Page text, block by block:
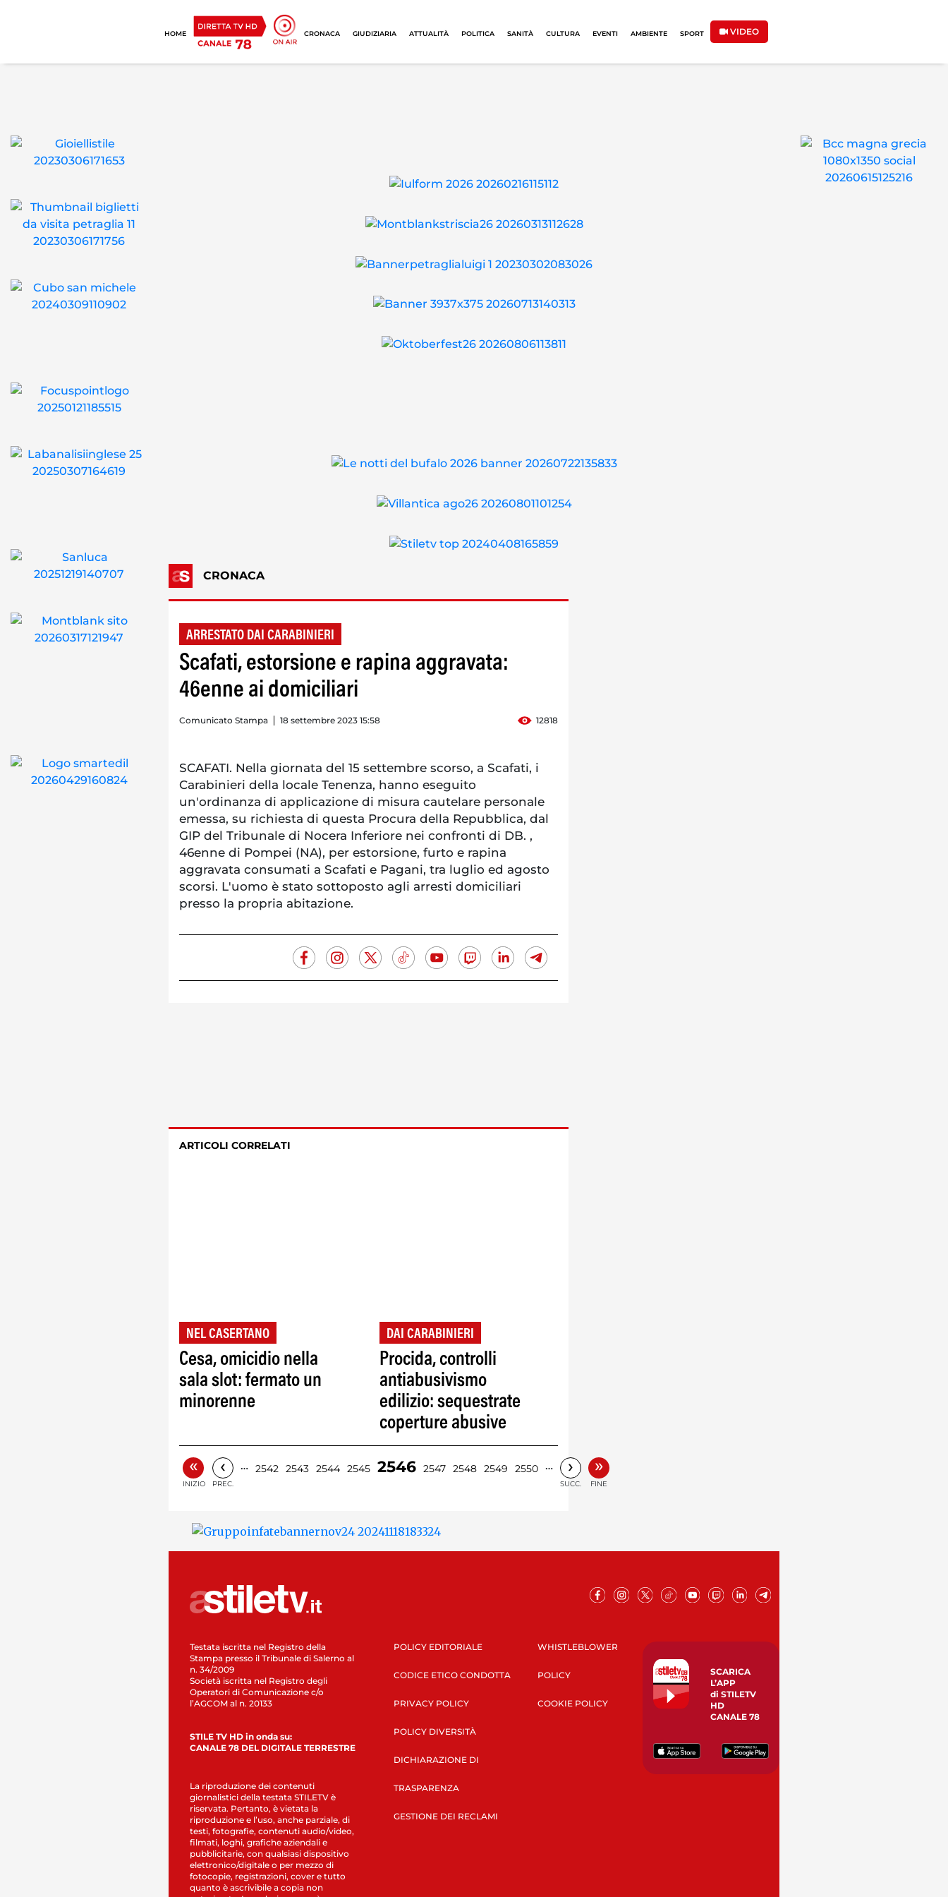
HOME CRONACA GIUDIZIARIA ATTUALITÀ POLITICA SANITÀ CULTURA EVENTI AMBIENTE SPORT VIDEO
CRONACA
ARRESTATO DAI CARABINIERI
Scafati, estorsione e rapina aggravata:
46enne ai domiciliari
Comunicato Stampa 18 settembre 2023 15:58 12818
SCAFATI. Nella giornata del 15 settembre scorso, a Scafati, i
Carabinieri della locale Tenenza, hanno eseguito
un'ordinanza di applicazione di misura cautelare personale
emessa, su richiesta di questa Procura della Repubblica, dal
GIP del Tribunale di Nocera Inferiore nei confronti di DB. ,
46enne di Pompei (NA), per estorsione, furto e rapina
aggravata consumati a Scafati e Pagani, tra luglio ed agosto
scorsi. L'uomo è stato sottoposto agli arresti domiciliari
presso la propria abitazione.
ARTICOLI CORRELATI
NEL CASERTANO
Cesa, omicidio nella
sala slot: fermato un
minorenne
DAI CARABINIERI
Procida, controlli
antiabusivismo
edilizio: sequestrate
coperture abusive
«
INIZIO
‹
PREC.
… 2542 2543 2544 2545 2546 2547 2548 2549 2550 … ›
SUCC.
»
FINE
Testata iscritta nel Registro della
Stampa presso il Tribunale di Salerno al
n. 34/2009
Società iscritta nel Registro degli
Operatori di Comunicazione c/o
l’AGCOM al n. 20133
STILE TV HD in onda su:
CANALE 78 DEL DIGITALE TERRESTRE
La riproduzione dei contenuti
giornalistici della testata STILETV è
riservata. Pertanto, è vietata la
riproduzione e l’uso, anche parziale, di
testi, fotografie, contenuti audio/video,
filmati, loghi, grafiche aziendali e
pubblicitarie, con qualsiasi dispositivo
elettronico/digitale o per mezzo di
fotocopie, registrazioni, cover e tutto
quanto è ascrivibile a copia non
POLICY EDITORIALE
CODICE ETICO CONDOTTA
PRIVACY POLICY
POLICY DIVERSITÀ
DICHIARAZIONE DI
TRASPARENZA
GESTIONE DEI RECLAMI
WHISTLEBLOWER
POLICY
COOKIE POLICY
SCARICA
L’APP
di STILETV
HD
CANALE 78